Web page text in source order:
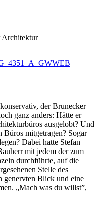
Architektur
der Brunecker
ganz anders: Hätte er
ausgelobt? Und
Büros mitgetragen? Sogar
Dabei hatte Stefan
mit jedem der zum
durchführte, auf die
Stelle des
genervten Blick und eine
„Mach was du willst”,